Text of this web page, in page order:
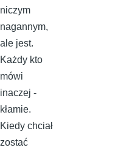
niczym
nagannym,
ale jest.
Każdy kto
mówi
inaczej -
kłamie.
Kiedy chciał
zostać